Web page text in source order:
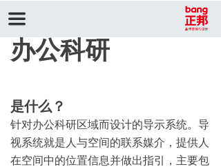
끀
办公科研
是什么？
针对办公科研区域而设计的导示系统。导
视系统就是人与空间的联系媒介，提供人
在空间中的位置信息并做出指引，主要包